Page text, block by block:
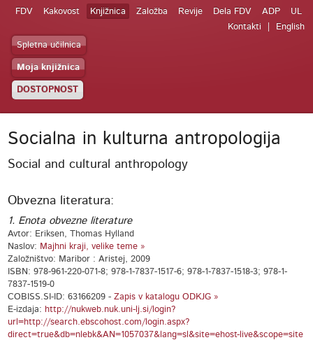
FDV Kakovost Knjižnica Založba Revije Dela FDV ADP
UL
Kontakti
English
Spletna učilnica
Moja knjižnica
DOSTOPNOST
Socialna in kulturna antropologija
Social and cultural anthropology
Obvezna literatura:
1. Enota obvezne literature
Avtor: Eriksen, Thomas Hylland
Naslov: Majhni kraji, velike teme »
Založništvo: Maribor : Aristej, 2009
ISBN: 978-961-220-071-8; 978-1-7837-1517-6; 978-1-7837-1518-3; 978-1-
7837-1519-0
COBISS.SI-ID: 63166209 -Zapis v katalogu ODKJG »
E-izdaja: http://nukweb.nuk.uni-lj.si/login?
url=http://search.ebscohost.com/login.aspx?
direct=true&db=nlebk&AN=1057037&lang=sl&site=ehost-live&scope=site